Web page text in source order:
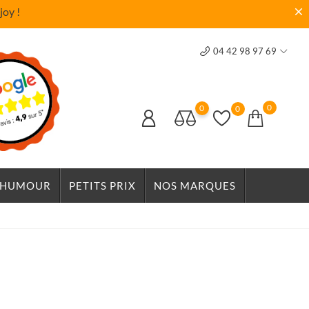
!
04 42 98 97 69
0 0 0
HUMOUR PETITS PRIX NOS MARQUES